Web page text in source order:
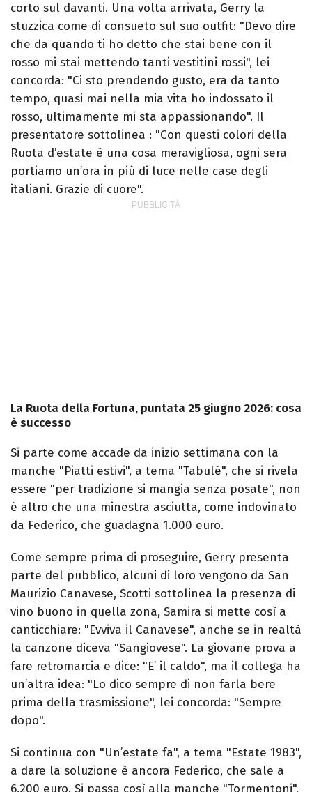
corto sul davanti. Una volta arrivata, Gerry la
stuzzica come di consueto sul suo outfit: "Devo dire
che da quando ti ho detto che stai bene con il
rosso mi stai mettendo tanti vestitini rossi", lei
concorda: "Ci sto prendendo gusto, era da tanto
tempo, quasi mai nella mia vita ho indossato il
rosso, ultimamente mi sta appassionando". Il
presentatore sottolinea : "Con questi colori della
Ruota d’estate è una cosa meravigliosa, ogni sera
portiamo un’ora in più di luce nelle case degli
italiani. Grazie di cuore".
La Ruota della Fortuna, puntata 25 giugno 2026: cosa
è successo
Si parte come accade da inizio settimana con la
manche "Piatti estivi", a tema "Tabulé", che si rivela
essere "per tradizione si mangia senza posate", non
è altro che una minestra asciutta, come indovinato
da Federico, che guadagna 1.000 euro.
Come sempre prima di proseguire, Gerry presenta
parte del pubblico, alcuni di loro vengono da San
Maurizio Canavese, Scotti sottolinea la presenza di
vino buono in quella zona, Samira si mette così a
canticchiare: "Evviva il Canavese", anche se in realtà
la canzone diceva "Sangiovese". La giovane prova a
fare retromarcia e dice: "E’ il caldo", ma il collega ha
un’altra idea: "Lo dico sempre di non farla bere
prima della trasmissione", lei concorda: "Sempre
dopo".
Si continua con "Un’estate fa", a tema "Estate 1983",
a dare la soluzione è ancora Federico, che sale a